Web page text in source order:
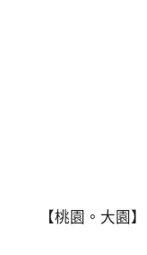
【桃園。大園